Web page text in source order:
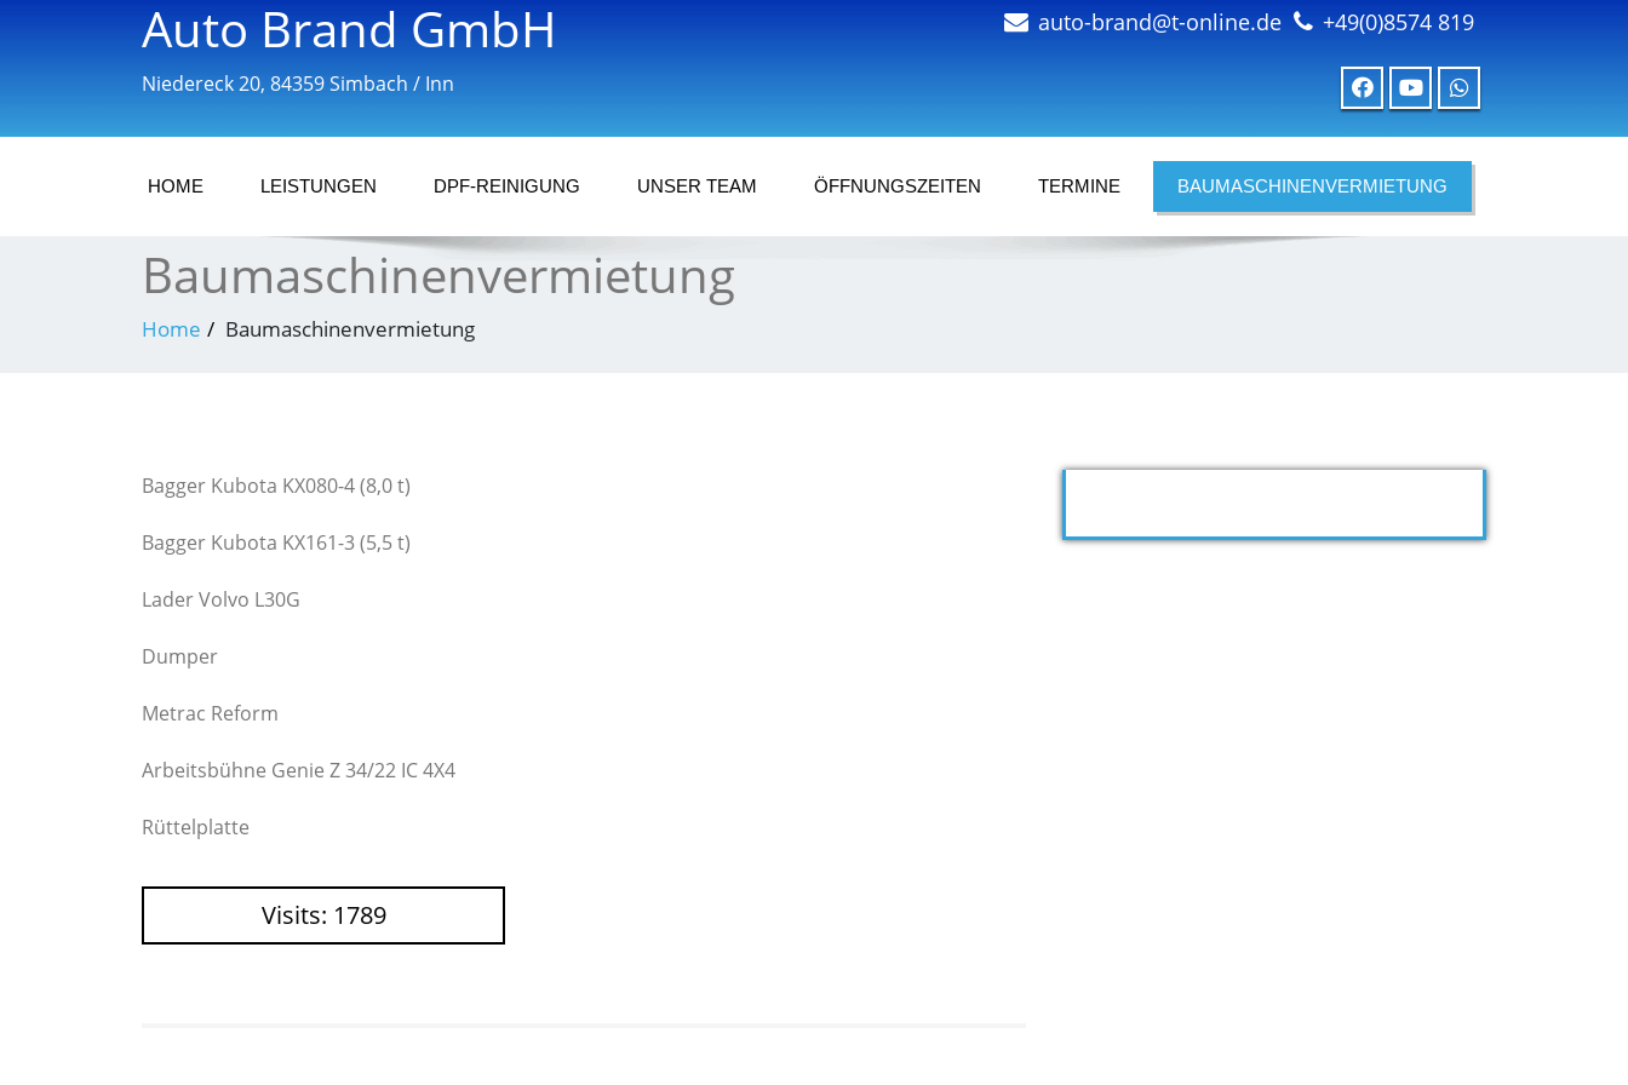
Auto Brand GmbH
Niedereck 20, 84359 Simbach / Inn
auto-brand@t-online.de +49(0)8574 819
HOME LEISTUNGEN DPF-REINIGUNG UNSER TEAM ÖFFNUNGSZEITEN TERMINE BAUMASCHINENVERMIETUNG
Baumaschinenvermietung
Home Baumaschinenvermietung
Bagger Kubota KX080-4 (8,0 t)
Bagger Kubota KX161-3 (5,5 t)
Lader Volvo L30G
Dumper
Metrac Reform
Arbeitsbühne Genie Z 34/22 IC 4X4
Rüttelplatte
Visits: 1789